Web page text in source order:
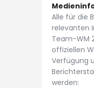
Alle für die
relevanten
Team-WM
offiziellen
Verfügung
werden: